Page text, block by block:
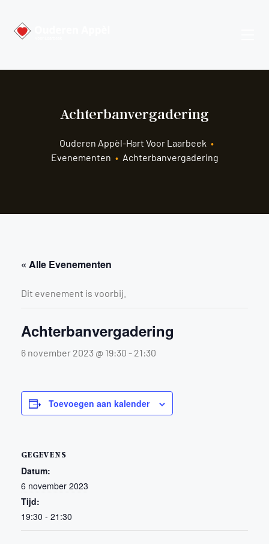
Achterbanvergadering
Ouderen Appèl-Hart Voor Laarbeek •
Evenementen • Achterbanvergadering
« Alle Evenementen
Dit evenement is voorbij.
Achterbanvergadering
6 november 2023 @ 19:30 - 21:30
Toevoegen aan kalender
GEGEVENS
Datum:
6 november 2023
Tijd:
19:30 - 21:30